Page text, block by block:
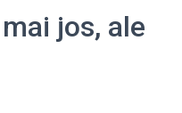
jos, ale